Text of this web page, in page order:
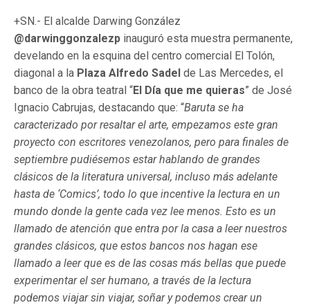
+SN.- El alcalde Darwing González
@darwinggonzalezp inauguró esta muestra permanente,
develando en la esquina del centro comercial El Tolón,
diagonal a la Plaza Alfredo Sadel de Las Mercedes, el
banco de la obra teatral “El Día que me quieras” de José
Ignacio Cabrujas, destacando que: “Baruta se ha
caracterizado por resaltar el arte, empezamos este gran
proyecto con escritores venezolanos, pero para finales de
septiembre pudiésemos estar hablando de grandes
clásicos de la literatura universal, incluso más adelante
hasta de ‘Comics’, todo lo que incentive la lectura en un
mundo donde la gente cada vez lee menos. Esto es un
llamado de atención que entra por la casa a leer nuestros
grandes clásicos, que estos bancos nos hagan ese
llamado a leer que es de las cosas más bellas que puede
experimentar el ser humano, a través de la lectura
podemos viajar sin viajar, soñar y podemos crear un